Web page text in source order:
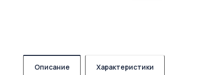
Описание Характеристики